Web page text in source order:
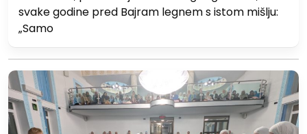
svake godine pred Bajram legnem s istom mišlju:
„Samo